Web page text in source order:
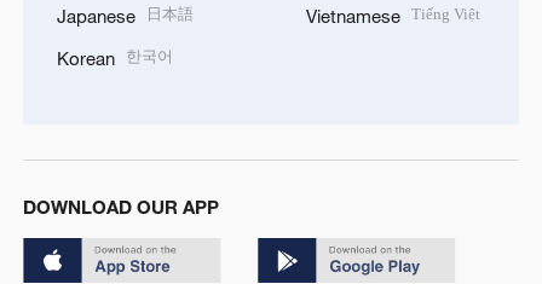
Japanese 日本語
Korean 한국어
Vietnamese Tiếng Việt
DOWNLOAD OUR APP